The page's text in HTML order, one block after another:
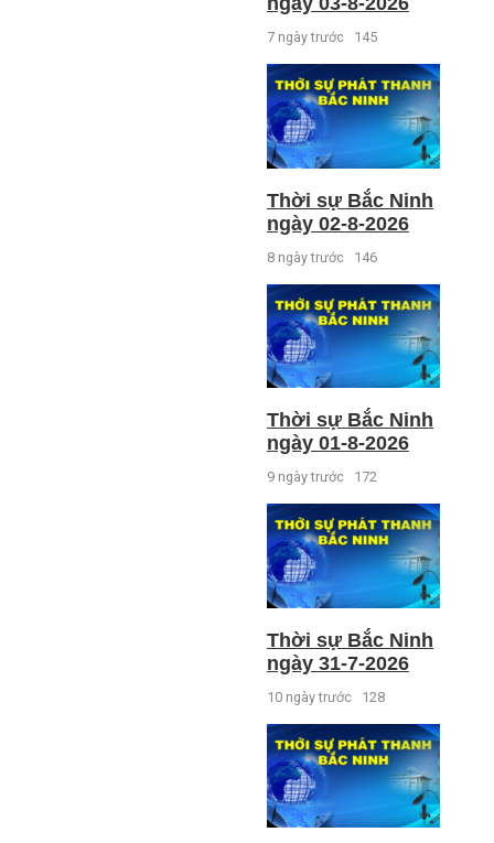
7 ngày trước 145
Thời sự Bắc Ninh
ngày 02-8-2026
8 ngày trước 146
Thời sự Bắc Ninh
ngày 01-8-2026
9 ngày trước 172
Thời sự Bắc Ninh
ngày 31-7-2026
10 ngày trước 128